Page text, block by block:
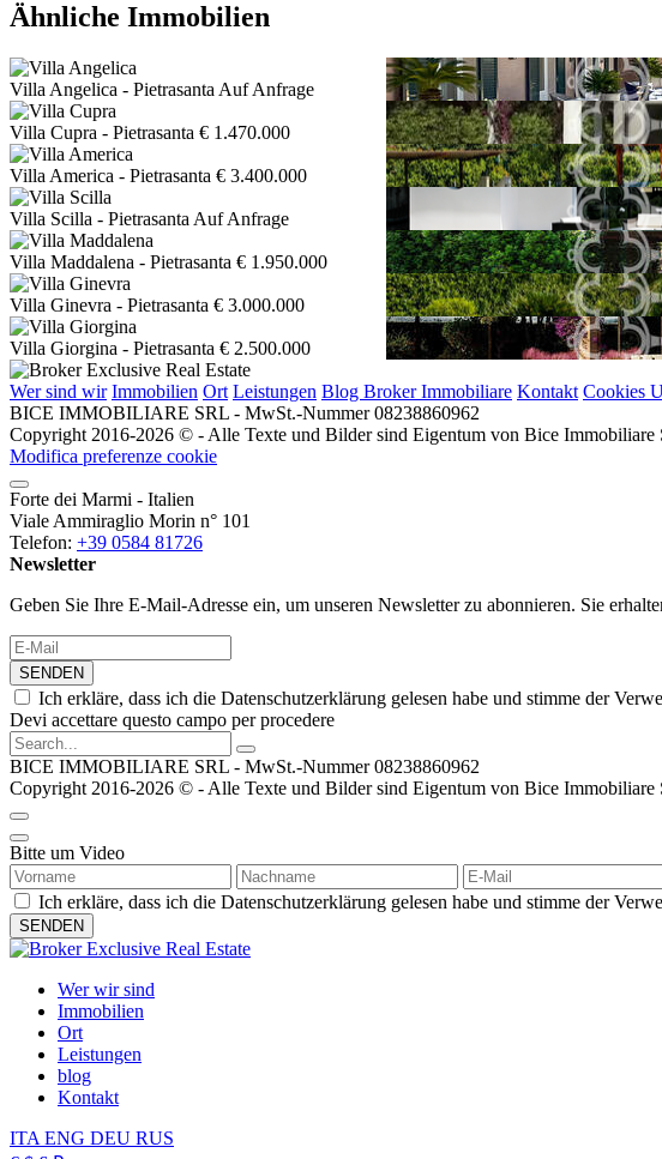
Ähnliche Immobilien
Villa Angelica - Pietrasanta Auf Anfrage
Villa Cupra - Pietrasanta € 1.470.000
Villa America - Pietrasanta € 3.400.000
Villa Scilla - Pietrasanta Auf Anfrage
Villa Maddalena - Pietrasanta € 1.950.000
Villa Ginevra - Pietrasanta € 3.000.000
Villa Giorgina - Pietrasanta € 2.500.000
Wer sind wir Immobilien Ort Leistungen Blog Broker Immobiliare Kontakt Cookies
BICE IMMOBILIARE SRL - MwSt.-Nummer 08238860962
Copyright 2016-2026 © - Alle Texte und Bilder sind Eigentum von Bice Immobiliare
Modifica preferenze cookie
Forte dei Marmi - Italien
Viale Ammiraglio Morin n° 101
Telefon: +39 0584 81726
Newsletter
Geben Sie Ihre E-Mail-Adresse ein, um unseren Newsletter zu abonnieren. Sie
SENDEN
Ich erkläre, dass ich die Datenschutzerklärung gelesen habe und stimme der
Devi accettare questo campo per procedere
BICE IMMOBILIARE SRL - MwSt.-Nummer 08238860962
Copyright 2016-2026 © - Alle Texte und Bilder sind Eigentum von Bice Immobiliare
Bitte um Video
Ich erkläre, dass ich die Datenschutzerklärung gelesen habe und stimme der
Wer wir sind
Immobilien
Ort
Leistungen
blog
Kontakt
ITA ENG DEU RUS